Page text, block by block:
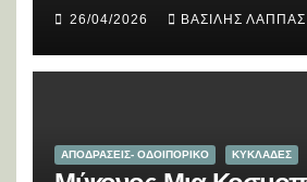
26/04/2026 ΒΑΣΊΛΗΣ ΛΆΠΠΑΣ
ΑΠΟΔΡΑΣΕΙΣ- ΟΔΟΙΠΟΡΙΚΟ ΚΥΚΛΑΔΕΣ